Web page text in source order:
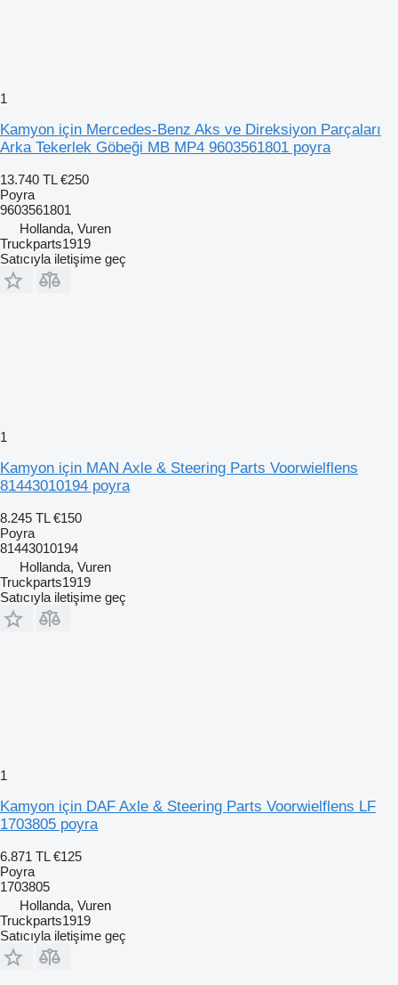
1
Kamyon için Mercedes-Benz Aks ve Direksiyon Parçaları
Arka Tekerlek Göbeği MB MP4 9603561801 poyra
13.740 TL €250
Poyra
9603561801
Hollanda, Vuren
Truckparts1919
Satıcıyla iletişime geç
1
Kamyon için MAN Axle & Steering Parts Voorwielflens
81443010194 poyra
8.245 TL €150
Poyra
81443010194
Hollanda, Vuren
Truckparts1919
Satıcıyla iletişime geç
1
Kamyon için DAF Axle & Steering Parts Voorwielflens LF
1703805 poyra
6.871 TL €125
Poyra
1703805
Hollanda, Vuren
Truckparts1919
Satıcıyla iletişime geç